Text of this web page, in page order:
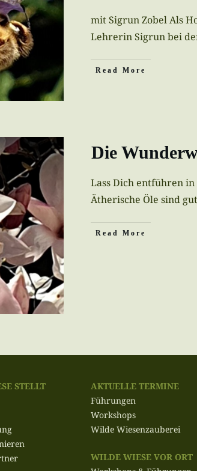
mit Sigrun Zobel Als
Lehrerin Sigrun bei
Read More
Die
Lass Dich entführen
Ätherische Öle sind
Read More
STELLT
AKTUELLE TERMINE
Führungen
Workshops
Wilde Wiesenzauberei
WILDE WIESE VOR ORT